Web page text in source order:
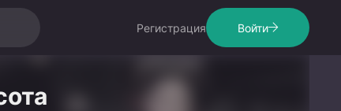
Регистрация Войти